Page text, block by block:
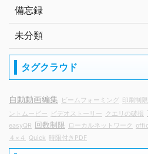
備忘録
未分類
タグクラウド
自動動画編集 ビームフォーミング 印刷制限
ントムービー
ビデオストーリー クエリの破損
easyQR
回数制限 ローカルネットワーク
４×４
Quick 時限付きPDF